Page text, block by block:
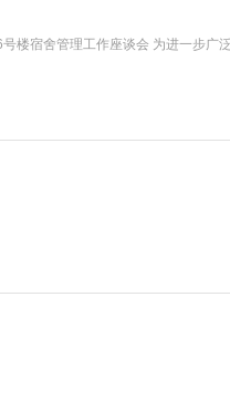
楼宿舍管理工作座谈会 为进一步广